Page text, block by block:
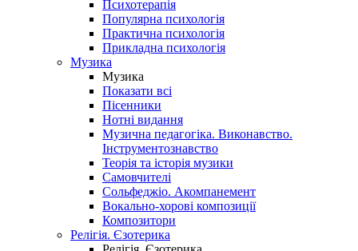
Психотерапія
Популярна психологія
Практична психологія
Прикладна психологія
Музика
Музика
Показати всі
Пісенники
Нотні видання
Музична педагогіка. Виконавство.
Інструментознавство
Теорія та історія музики
Самовчителі
Сольфеджіо. Акомпанемент
Вокально-хорові композиції
Композитори
Релігія. Єзотерика